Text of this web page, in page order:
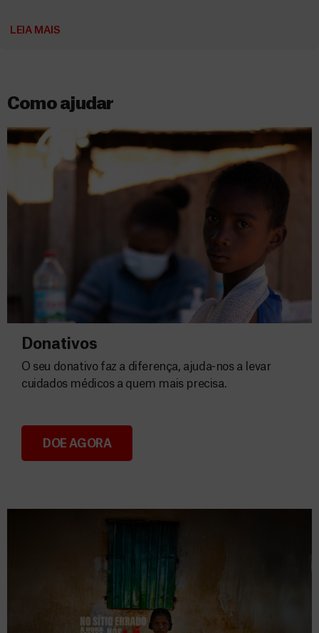
LEIA MAIS
Como ajudar
Donativos
Donativos
O seu donativo faz a diferença, ajuda-nos a levar
cuidados médicos a quem mais precisa.
DOE AGORA